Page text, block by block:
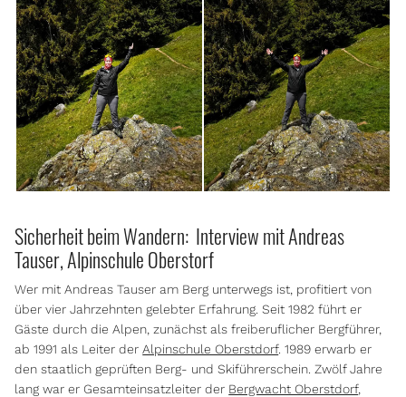
Sicherheit beim Wandern: Interview mit Andreas
Tauser, Alpinschule Oberstorf
Wer mit Andreas Tauser am Berg unterwegs ist, profitiert von
über vier Jahrzehnten gelebter Erfahrung. Seit 1982 führt er
Gäste durch die Alpen, zunächst als freiberuflicher Bergführer,
ab 1991 als Leiter derAlpinschule Oberstdorf. 1989 erwarb er
den staatlich geprüften Berg- und Skiführerschein. Zwölf Jahre
lang war er Gesamteinsatzleiter der Bergwacht Oberstdorf,